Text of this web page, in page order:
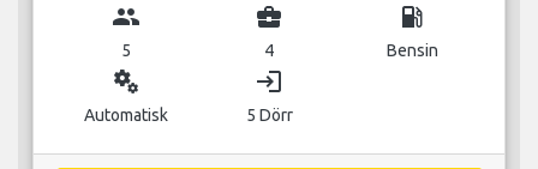
group
5
business_center
4
local_gas_station
Bensin
miscellaneous_services
Automatisk
login
5 Dörr